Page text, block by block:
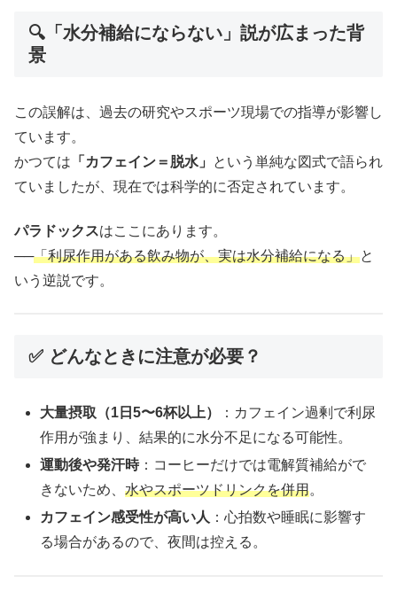
🔍「水分補給にならない」説が広まった背
景
この誤解は、過去の研究やスポーツ現場での指導が影響し
ています。
かつては 「カフェイン＝脱水」
という単純な図式で語られ
ていましたが、現在では科学的に否定されています。
パラドックスはここにあります。
──「利尿作用がある飲み物が、実は水分補給になる」と
いう逆説です。
✅ どんなときに注意が必要？
大量摂取（1日5〜6杯以上）
：カフェイン過剰で利尿
作用が強まり、結果的に水分不足になる可能性。
運動後や発汗時：コーヒーだけでは電解質補給がで
きないため、水やスポーツドリンクを併用。
カフェイン感受性が高い人 ：心拍数や睡眠に影響す
る場合があるので、夜間は控える。